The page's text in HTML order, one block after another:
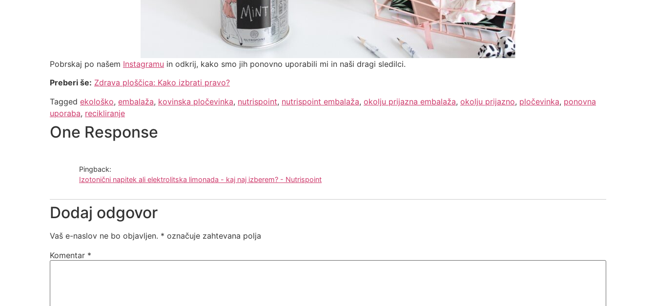
Pobrskaj po našem Instagramu in odkrij, kako smo jih ponovno uporabili mi in naši dragi sledilci.
Preberi še: Zdrava ploščica: Kako izbrati pravo?
Tagged ekološko, embalaža, kovinska pločevinka, nutrispoint, nutrispoint embalaža, okolju prijazna embalaža, okolju prijazno, pločevinka, ponovna
uporaba, recikliranje
One Response
Pingback:
Izotonični napitek ali elektrolitska limonada - kaj naj izberem? - Nutrispoint
Dodaj odgovor
Vaš e-naslov ne bo objavljen. * označuje zahtevana polja
Komentar *